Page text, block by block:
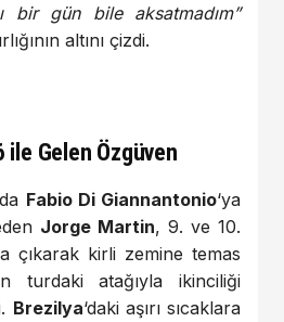
bir gün bile aksatmadım”
altını çizdi.
ile Gelen Özgüven
Fabio Di Giannantonio‘ya
Jorge Martin, 9. ve 10.
çıkarak kirli zemine temas
turdaki atağıyla ikinciliği
Brezilya‘daki aşırı sıcaklara